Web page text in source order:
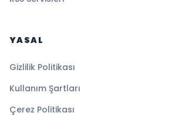
YASAL
Gizlilik Politikası
Kullanım Şartları
Çerez Politikası